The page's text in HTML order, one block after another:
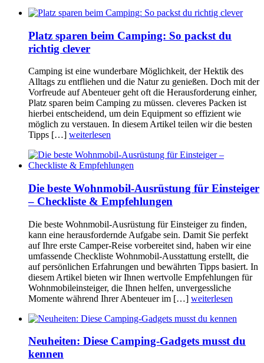
Platz sparen beim Camping: So packst du
richtig clever
Camping ist eine wunderbare Möglichkeit, der Hektik des
Alltags zu entfliehen und die Natur zu genießen. Doch mit der
Vorfreude auf Abenteuer geht oft die Herausforderung einher,
Platz sparen beim Camping zu müssen. cleveres Packen ist
hierbei entscheidend, um dein Equipment so effizient wie
möglich zu verstauen. In diesem Artikel teilen wir die besten
Tipps […] weiterlesen
Die beste Wohnmobil-Ausrüstung für Einsteiger
– Checkliste & Empfehlungen
Die beste Wohnmobil-Ausrüstung für Einsteiger zu finden,
kann eine herausfordernde Aufgabe sein. Damit Sie perfekt
auf Ihre erste Camper-Reise vorbereitet sind, haben wir eine
umfassende Checkliste Wohnmobil-Ausstattung erstellt, die
auf persönlichen Erfahrungen und bewährten Tipps basiert. In
diesem Artikel bieten wir Ihnen wertvolle Empfehlungen für
Wohnmobileinsteiger, die Ihnen helfen, unvergessliche
Momente während Ihrer Abenteuer im […] weiterlesen
Neuheiten: Diese Camping-Gadgets musst du
kennen